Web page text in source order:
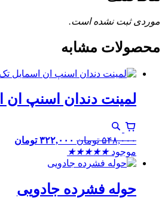
موردی ثبت نشده است.
محصولات مشابه
لمینت دندان اسنپ ان
۵۴۸,۰۰۰ تومان ۳۲۲,۰۰۰ تومان
موجود ★
★
★
★
★
حوله فشرده جادویی